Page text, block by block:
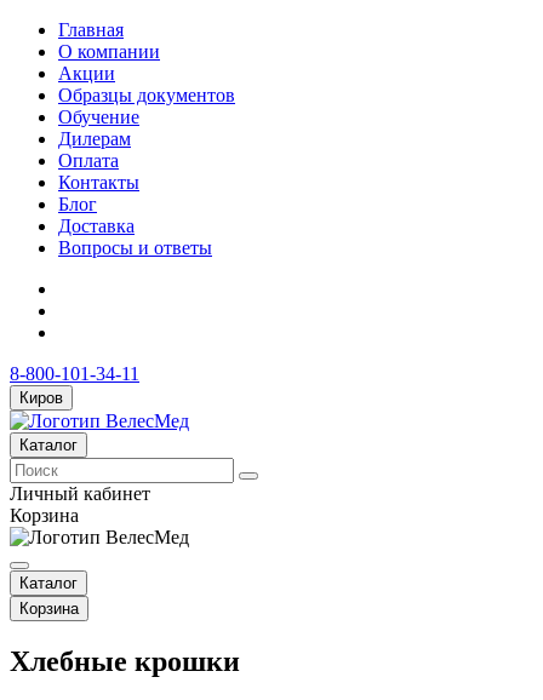
Главная
О компании
Акции
Образцы документов
Обучение
Дилерам
Оплата
Контакты
Блог
Доставка
Вопросы и ответы
8-800-101-34-11
Киров
Каталог
Личный кабинет
Корзина
Каталог
Корзина
Хлебные крошки